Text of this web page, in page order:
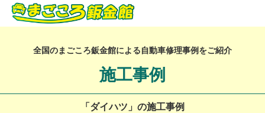
全国のまごころ鈑金館による自動車修理事例をご紹介
施工事例
「ダイハツ」の施工事例